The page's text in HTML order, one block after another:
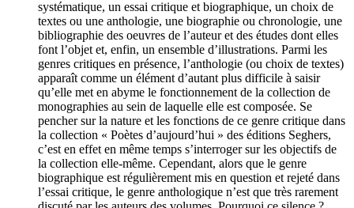
systématique, un essai critique et biographique, un choix de
textes ou une anthologie, une biographie ou chronologie, une
bibliographie des oeuvres de l’auteur et des études dont elles
font l’objet et, enfin, un ensemble d’illustrations. Parmi les
genres critiques en présence, l’anthologie (ou choix de textes)
apparaît comme un élément d’autant plus difficile à saisir
qu’elle met en abyme le fonctionnement de la collection de
monographies au sein de laquelle elle est composée. Se
pencher sur la nature et les fonctions de ce genre critique dans
la collection « Poètes d’aujourd’hui » des éditions Seghers,
c’est en effet en même temps s’interroger sur les objectifs de
la collection elle-même. Cependant, alors que le genre
biographique est régulièrement mis en question et rejeté dans
l’essai critique, le genre anthologique n’est que très rarement